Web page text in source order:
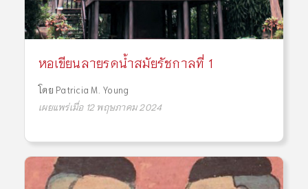
หอเขียนลายรดน้ำสมัยรัชกาลที่ 1
โดย Patricia M. Young
เผยแพร่เมื่อ 12 พฤษภาคม 2024